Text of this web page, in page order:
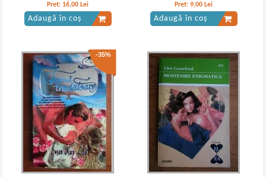
Pret: 16,00 Lei
Adaugă în coș
Pret:9,00 Lei
Adaugă în coș
-35%